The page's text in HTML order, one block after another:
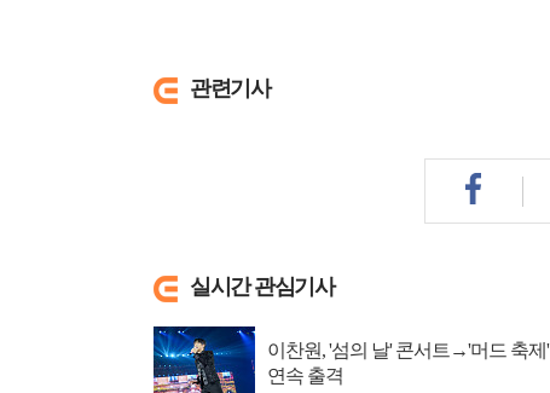
관련기사
실시간 관심기사
이찬원, '섬의 날' 콘서트→'머드 축제'
연속 출격